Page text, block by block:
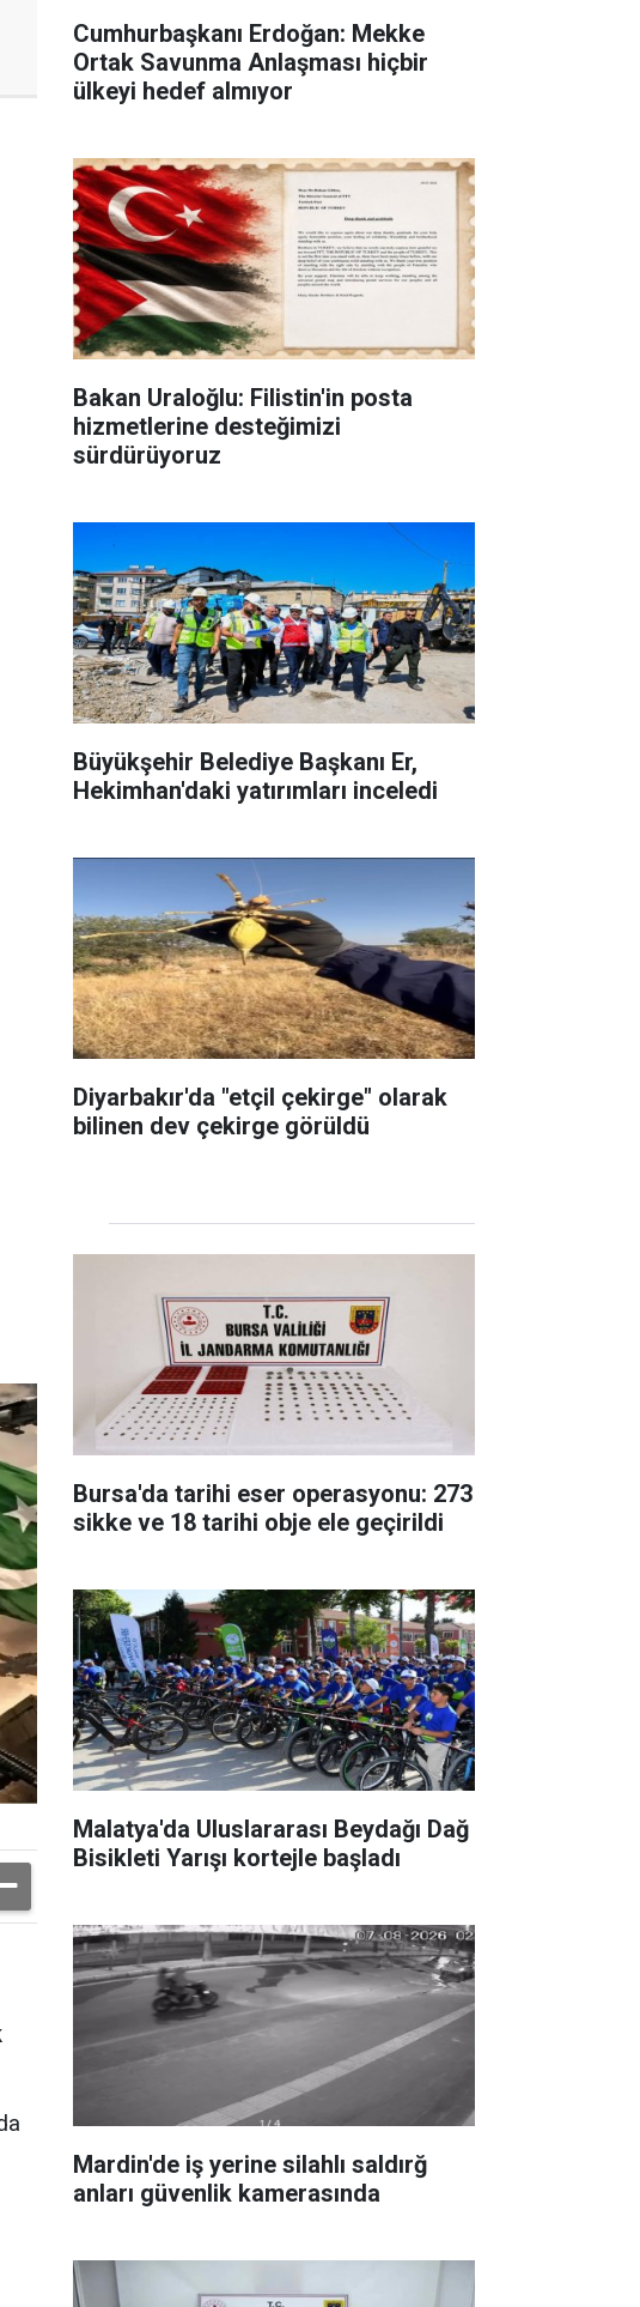
Cumhurbaşkanı Erdoğan: Mekke
Ortak Savunma Anlaşması hiçbir
ülkeyi hedef almıyor
Bakan Uraloğlu: Filistin'in posta
hizmetlerine desteğimizi
sürdürüyoruz
Büyükşehir Belediye Başkanı Er,
Hekimhan'daki yatırımları inceledi
Diyarbakır'da "etçil çekirge" olarak
bilinen dev çekirge görüldü
Bursa'da tarihi eser operasyonu: 273
sikke ve 18 tarihi obje ele geçirildi
Malatya'da Uluslararası Beydağı Dağ
Bisikleti Yarışı kortejle başladı
Mardin'de iş yerine silahlı saldırğ
anları güvenlik kamerasında